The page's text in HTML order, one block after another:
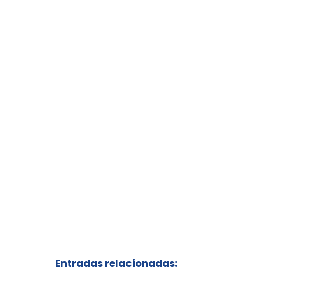
Entradas relacionadas: